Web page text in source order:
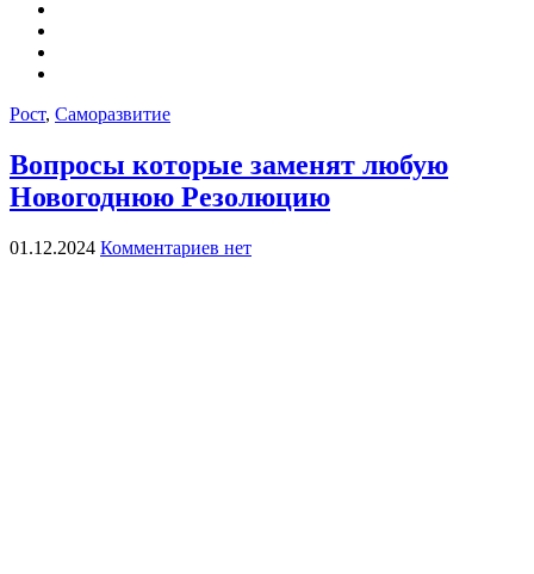
Рост, Саморазвитие
Вопросы которые заменят любую
Новогоднюю Резолюцию
01.12.2024 Комментариев нет